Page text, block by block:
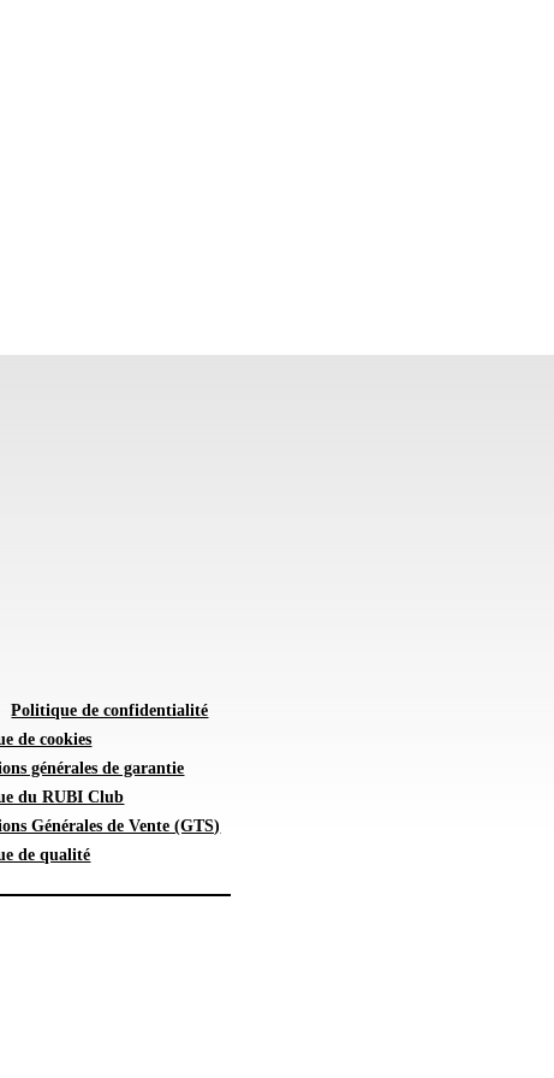
Politique de confidentialité
de cookies
générales de garantie
du RUBI Club
Générales de Vente (GTS)
de qualité